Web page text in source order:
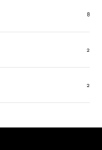
8
2
2